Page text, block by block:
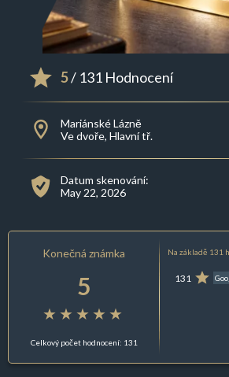
5/ 131 Hodnocení
Mariánské Lázně
Ve dvoře, Hlavní tř.
Datum skenování:
May 22, 2026
Konečná známka
5
Celkový počet hodnocení: 131
Na základě 131
131